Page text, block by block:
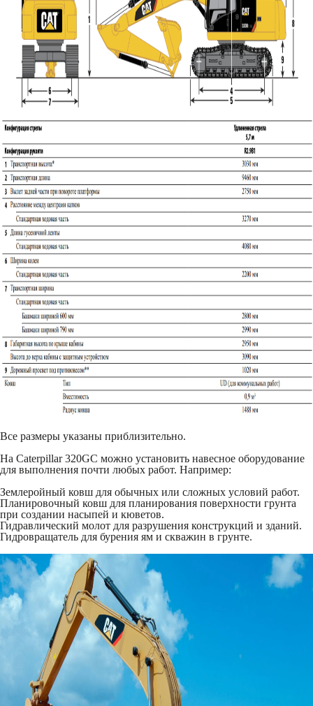
Все размеры указаны приблизительно.
На Caterpillar 320GC можно установить навесное оборудование
для выполнения почти любых работ. Например:
Землеройный ковш для обычных или сложных условий работ.
Планировочный ковш для планирования поверхности грунта
при создании насыпей и кюветов.
Гидравлический молот для разрушения конструкций и зданий.
Гидровращатель для бурения ям и скважин в грунте.